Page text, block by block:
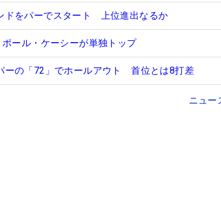
ドをパーでスタート 上位進出なるか
ール・ケーシーが単独トップ
ーの「72」でホールアウト 首位とは8打差
ニュー